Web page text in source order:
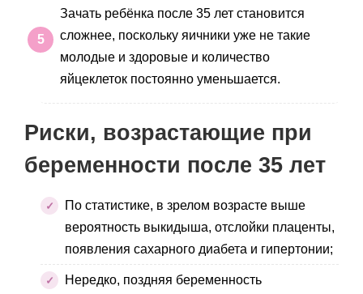
Зачать ребёнка после 35 лет становится
сложнее, поскольку яичники уже не такие
молодые и здоровые и количество
яйцеклеток постоянно уменьшается.
Риски, возрастающие при
беременности после 35 лет
По статистике, в зрелом возрасте выше
вероятность выкидыша, отслойки плаценты,
появления сахарного диабета и гипертонии;
Нередко, поздняя беременность